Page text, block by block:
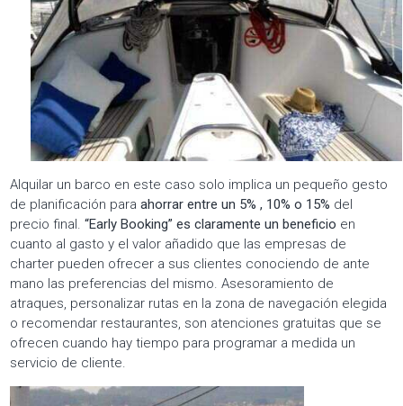
Alquilar un barco en este caso solo implica un pequeño gesto
de planificación paraahorrar entre un 5% , 10% o 15% del
precio final.“Early Booking” es claramente un beneficio en
cuanto al gasto y el valor añadido que las empresas de
charter pueden ofrecer a sus clientes conociendo de ante
mano las preferencias del mismo. Asesoramiento de
atraques, personalizar rutas en la zona de navegación elegida
o recomendar restaurantes, son atenciones gratuitas que se
ofrecen cuando hay tiempo para programar a medida un
servicio de cliente.